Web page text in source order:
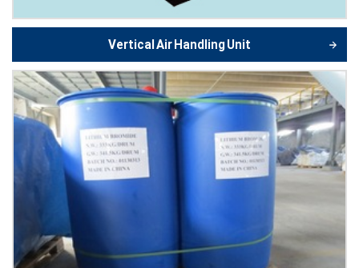
Vertical Air Handling Unit